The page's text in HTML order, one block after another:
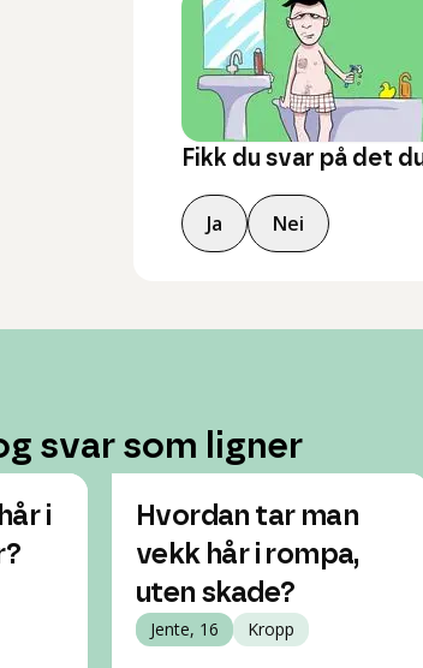
Fikk du svar på det
Ja Nei
svar som ligner
i
Hvordan tar man
vekk hår i rompa,
uten skade?
Jente, 16 Kropp